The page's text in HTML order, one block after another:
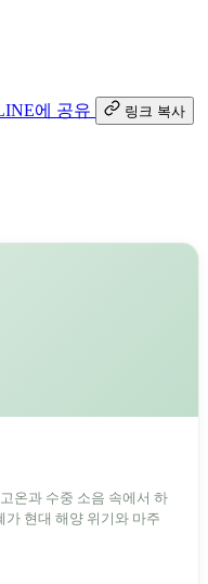
에 공유 링크 복사
온과 수중 소음 속에서 하
가 현대 해양 위기와 마주